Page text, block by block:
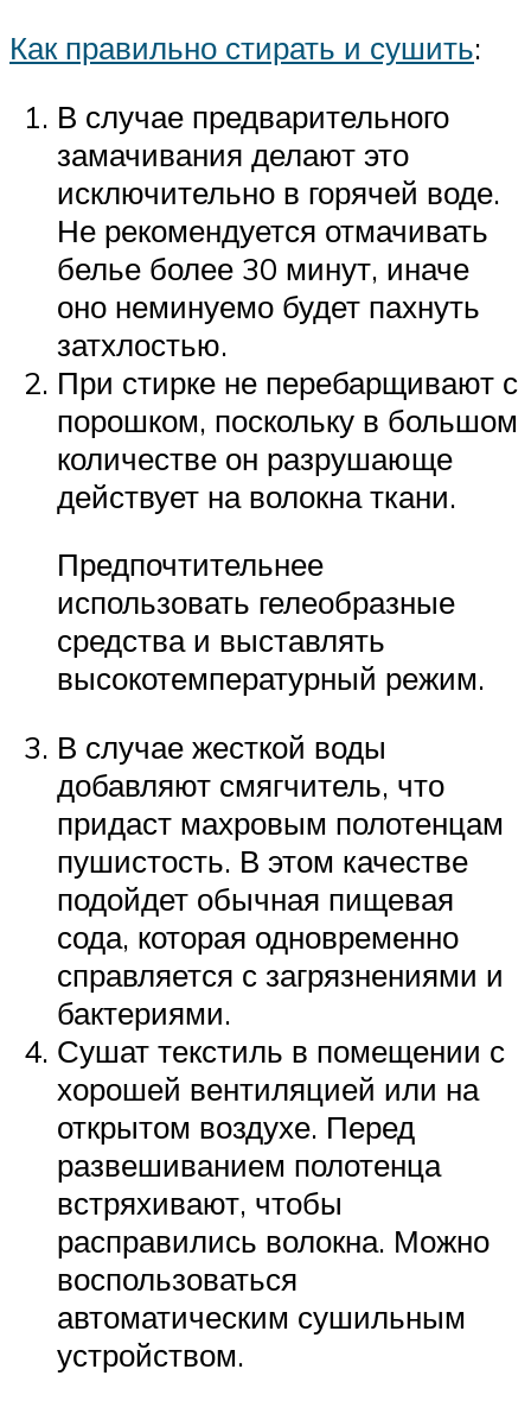
Как правильно стирать и сушить:
В случае предварительного
замачивания делают это
исключительно в горячей воде.
Не рекомендуется отмачивать
белье более 30 минут, иначе
оно неминуемо будет пахнуть
затхлостью.
При стирке не перебарщивают с
порошком, поскольку в большом
количестве он разрушающе
действует на волокна ткани.
Предпочтительнее
использовать гелеобразные
средства и выставлять
высокотемпературный режим.
В случае жесткой воды
добавляют смягчитель, что
придаст махровым полотенцам
пушистость. В этом качестве
подойдет обычная пищевая
сода, которая одновременно
справляется с загрязнениями и
бактериями.
Сушат текстиль в помещении с
хорошей вентиляцией или на
открытом воздухе. Перед
развешиванием полотенца
встряхивают, чтобы
расправились волокна. Можно
воспользоваться
автоматическим сушильным
устройством.